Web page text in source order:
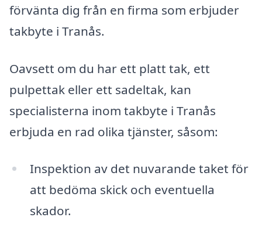
förvänta dig från en firma som erbjuder
takbyte i Tranås.
Oavsett om du har ett platt tak, ett
pulpettak eller ett sadeltak, kan
specialisterna inom takbyte i Tranås
erbjuda en rad olika tjänster, såsom:
Inspektion av det nuvarande taket för
att bedöma skick och eventuella
skador.